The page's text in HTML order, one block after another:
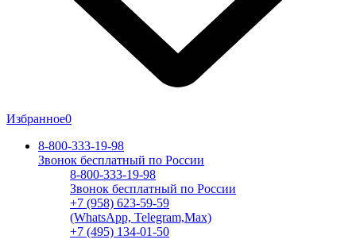
Избранное0
8-800-333-19-98
Звонок бесплатный по России
8-800-333-19-98
Звонок бесплатный по России
+7 (958) 623-59-59
(WhatsApp, Telegram,Max)
+7 (495) 134-01-50